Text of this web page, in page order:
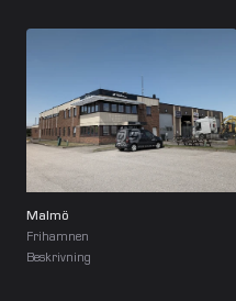
Malmö
Frihamnen
Beskrivning